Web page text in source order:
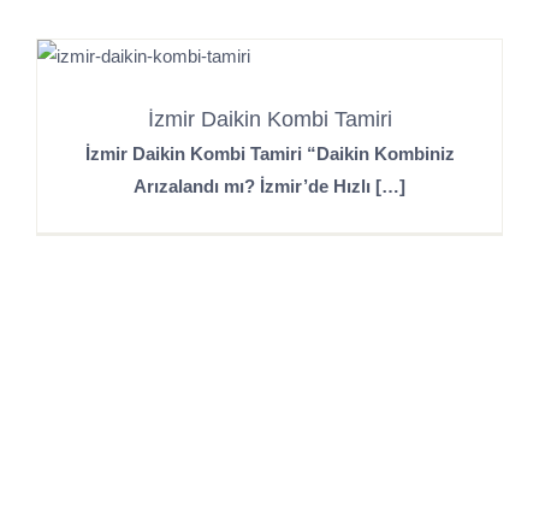
İzmir Daikin Kombi Tamiri
İzmir Daikin Kombi Tamiri “Daikin Kombiniz
Arızalandı mı? İzmir’de Hızlı […]